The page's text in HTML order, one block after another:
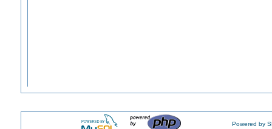
Powered by